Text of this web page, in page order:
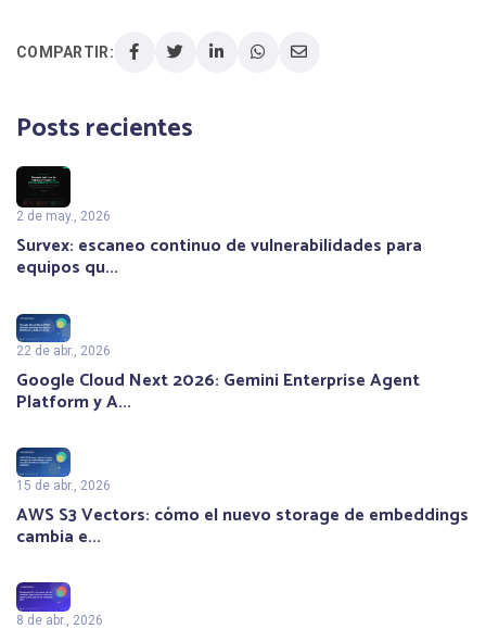
COMPARTIR:
Posts recientes
2 de may., 2026
Survex: escaneo continuo de vulnerabilidades para
equipos qu...
22 de abr., 2026
Google Cloud Next 2026: Gemini Enterprise Agent
Platform y A...
15 de abr., 2026
AWS S3 Vectors: cómo el nuevo storage de embeddings
cambia e...
8 de abr., 2026